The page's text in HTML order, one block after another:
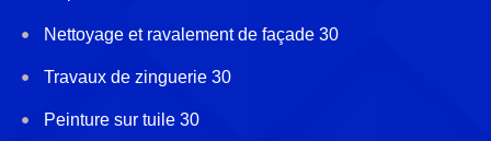
Nettoyage et ravalement de façade 30
Travaux de zinguerie 30
Peinture sur tuile 30